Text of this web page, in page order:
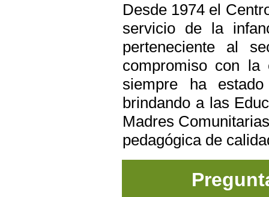
Desde 1974 el
servicio de la
perteneciente al
compromiso con
siempre ha
brindando a las
Madres
pedagógica de